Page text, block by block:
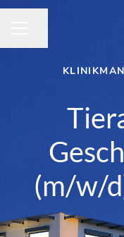
(m/w/